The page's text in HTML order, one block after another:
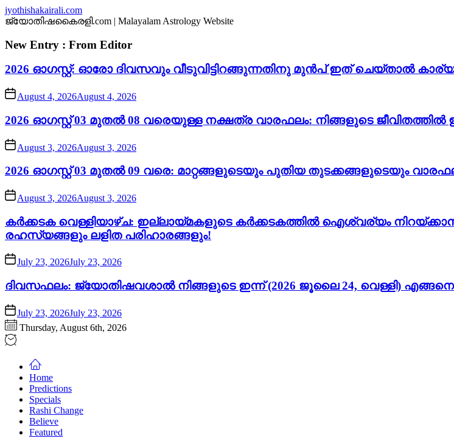
Skip
to
content
jyothishakairali.com
ജ്യോതിഷകൈരളി.com | Malayalam Astrology Website
New Entry : From Editor
2026 ഓഗസ്റ്റ്: ഓരോ ദിവസവും വീടുവിട്ടിറങ്ങുന്നതിനു മുൻപ് ഇത് ചെയ്താൽ
August 4, 2026August 4, 2026
2026 ഓഗസ്റ്റ് 03 മുതൽ 08 വരെയുള്ള നക്ഷത്ര വാരഫലം: നിങ്ങളുടെ
August 3, 2026August 3, 2026
2026 ഓഗസ്റ്റ് 03 മുതൽ 09 വരെ: മാറ്റങ്ങളുടെയും പുതിയ തുടക്കങ്ങളുടെയും
August 3, 2026August 3, 2026
കർക്കടക വെള്ളിയാഴ്ച: ഇല്ലായ്മകളുടെ കർക്കടകത്തിൽ ഐശ്വര്യം
രഹസ്യങ്ങളും ലളിത പരിഹാരങ്ങളും!
July 23, 2026July 23, 2026
ദിവസഫലം: ജ്യോതിഷവശാൽ നിങ്ങളുടെ ഇന്ന്‌ (2026 ജൂലൈ 24, വെള്ളി) എങ്ങനെ
July 23, 2026July 23, 2026
Thursday, August 6th, 2026
Home
Predictions
Specials
Rashi Change
Believe
Featured